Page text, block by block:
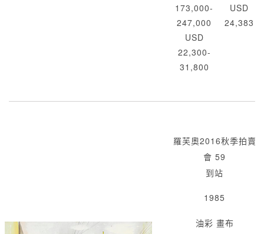
173,000-
247,000
USD
22,300-
31,800
USD
24,383
羅芙奧2016秋季拍賣
會 59
到站
1985
油彩 畫布